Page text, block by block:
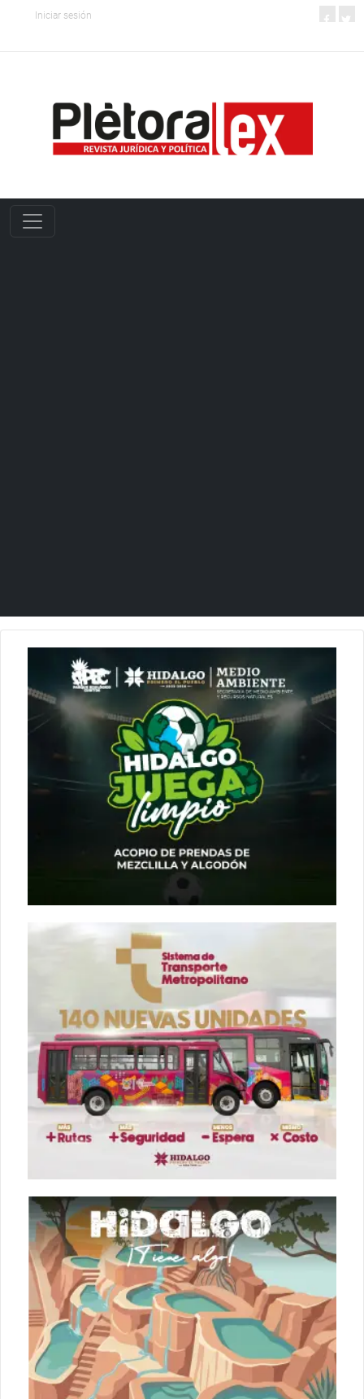
Iniciar sesión